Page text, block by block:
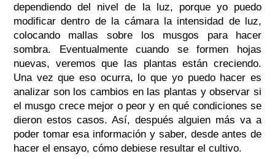
dependiendo del nivel de la luz, porque yo puedo
modificar dentro de la cámara la intensidad de luz,
colocando mallas sobre los musgos para hacer
sombra. Eventualmente cuando se formen hojas
nuevas, veremos que las plantas están creciendo.
Una vez que eso ocurra, lo que yo puedo hacer es
analizar son los cambios en las plantas y observar si
el musgo crece mejor o peor y en qué condiciones se
dieron estos casos. Así, después alguien más va a
poder tomar esa información y saber, desde antes de
hacer el ensayo, cómo debiese resultar el cultivo.